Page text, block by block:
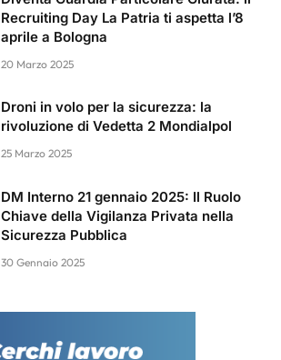
Recruiting Day La Patria ti aspetta l’8
aprile a Bologna
20 Marzo 2025
Droni in volo per la sicurezza: la
rivoluzione di Vedetta 2 Mondialpol
25 Marzo 2025
DM Interno 21 gennaio 2025: Il Ruolo
Chiave della Vigilanza Privata nella
Sicurezza Pubblica
30 Gennaio 2025